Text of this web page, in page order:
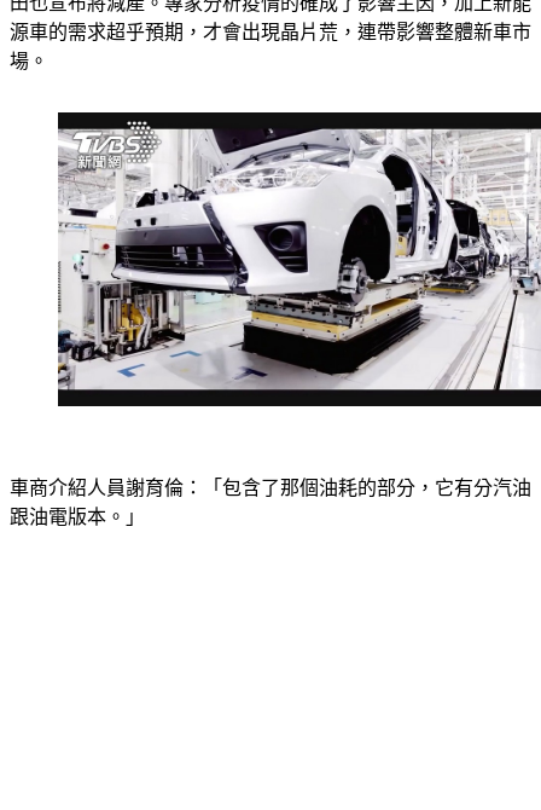
田也宣布將減產。專家分析疫情的確成了影響主因，加上新能
源車的需求超乎預期，才會出現晶片荒，連帶影響整體新車市
車商介紹人員謝育倫：「包含了那個油耗的部分，它有分汽油